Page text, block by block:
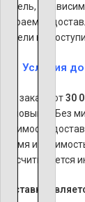
недель, в
стараемся
недели не
Условия
При заказе от30
Самовывоз Без
Стоимость
Время и
рассчитывается
Доставка